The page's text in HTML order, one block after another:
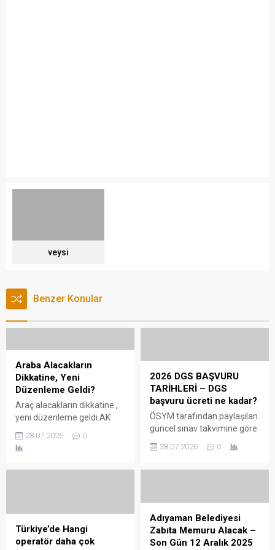
veysi
Benzer Konular
Araba Alacakların
Dikkatine, Yeni
Düzenleme Geldi?
Araç alacakların dikkatine ,
yeni düzenleme geldi.AK
Parti’nin 36 maddelik vergi
düzenlemeleri içeren torba
kanun teklifi TBMM
Torba yasası detayları
haberimizde bulabilirsiniz…
Araç satışında noter harcı
28.07.2026 0
2026 DGS BAŞVURU
TARİHLERİ – DGS
başvuru ücreti ne kadar?
ÖSYM tarafından paylaşılan
güncel sınav takvimine göre
dgs başvuru tarihleri ve
sınav ücretleri detayları son
Mayıs 2026 Cuma günü
sabah saatlerinde
başlayacak. Adaylar, 2
Haziran 2026 tarihine kadar
28.07.2026 0
Türkiye’de Hangi
operatör daha çok
Adıyaman Belediyesi
Zabıta Memuru Alacak –
Son Gün 12 Aralık 2025